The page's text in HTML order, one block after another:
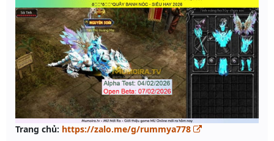
Trang chủ: https://zalo.me/g/rummya778